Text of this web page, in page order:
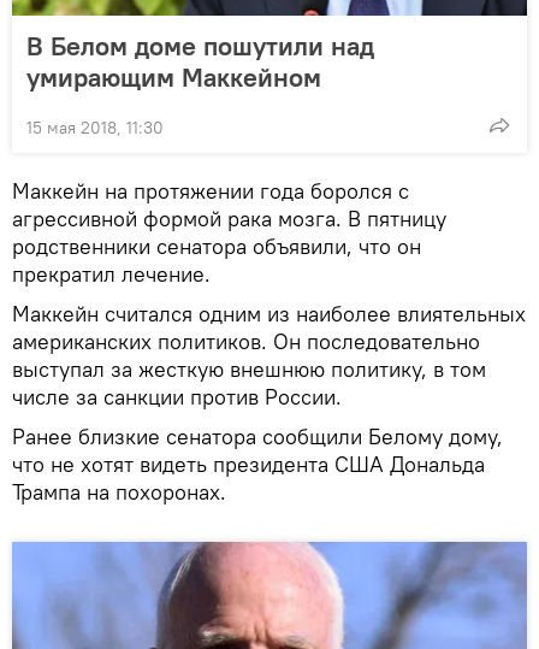
В Белом доме пошутили над
умирающим Маккейном
15 мая 2018, 11:30
Маккейн на протяжении года боролся с
агрессивной формой рака мозга. В пятницу
родственники сенатора объявили, что он
прекратил лечение.
Маккейн считался одним из наиболее влиятельных
американских политиков. Он последовательно
выступал за жесткую внешнюю политику, в том
числе за санкции против России.
Ранее близкие сенатора сообщили Белому дому,
что не хотят видеть президента США Дональда
Трампа на похоронах.